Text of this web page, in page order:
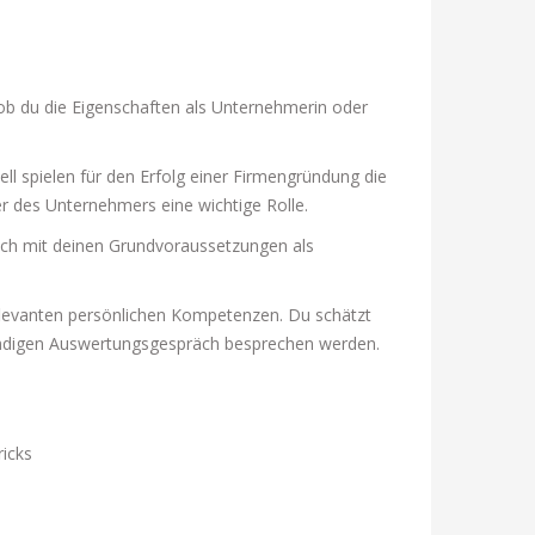
du die Eigenschaften als Unternehmerin oder
spielen für den Erfolg einer Firmengründung die
Unternehmers eine wichtige Rolle.
mit deinen Grundvoraussetzungen als
persönlichen Kompetenzen. Du schätzt
Auswertungsgespräch besprechen werden.